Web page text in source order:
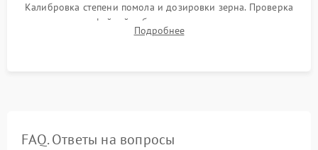
Калибровка степени помола и дозировки зерна. Проверка
плотности кофейной таблетки, температуры напитка и
качества молочной пены. Контроль отсутствия посторонних
Подробнее
FAQ. Ответы на вопросы